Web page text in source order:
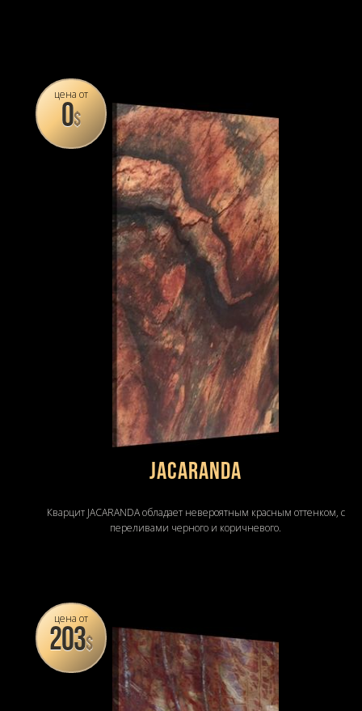
цена от
0$
JACARANDA
Кварцит JACARANDA обладает невероятным красным оттенком, с
переливами черного и коричневого.
цена от
203$